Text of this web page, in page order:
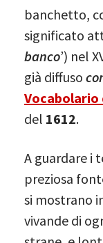
banchetto,
significato
banco’) nel
già diffuso
Vocabolario
del 1612.
A guardare i
preziosa
si mostrano
vivande di